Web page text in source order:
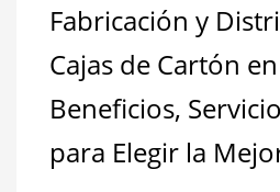
Fabricación y
Cajas de Cartón
Beneficios,
para Elegir la